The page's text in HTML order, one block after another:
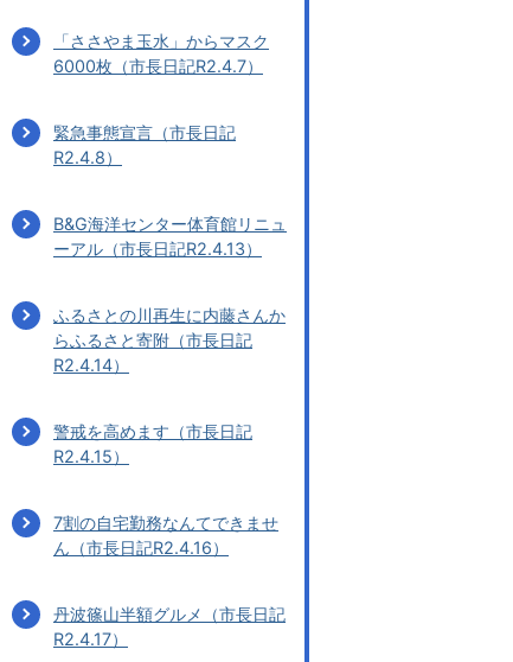
「ささやま玉水」からマスク
6000枚（市長日記R2.4.7）
緊急事態宣言（市長日記
R2.4.8）
B&G海洋センター体育館リニュ
ーアル（市長日記R2.4.13）
ふるさとの川再生に内藤さんか
らふるさと寄附（市長日記
R2.4.14）
警戒を高めます（市長日記
R2.4.15）
7割の自宅勤務なんてできませ
ん（市長日記R2.4.16）
丹波篠山半額グルメ（市長日記
R2.4.17）